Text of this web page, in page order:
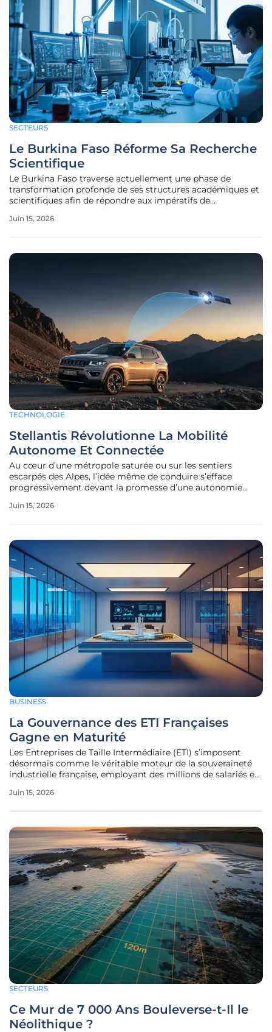
SECTEURS
Le Burkina Faso Réforme Sa Recherche
Scientifique
Le Burkina Faso traverse actuellement une phase de
transformation profonde de ses structures académiques et
scientifiques afin de répondre aux impératifs de
Cette dynamique se traduit par une volonté politique de
Juin 15, 2026
TECHNOLOGIE
Stellantis Révolutionne La Mobilité
Autonome Et Connectée
Au cœur d’une métropole saturée ou sur les sentiers
escarpés des Alpes, l’idée même de conduire s’efface
progressivement devant la promesse d’une autonomie
salon MOVE 2026 à Londres, Stellantis démontre que
Juin 15, 2026
BUSINESS
La Gouvernance des ETI Françaises
Gagne en Maturité
Les Entreprises de Taille Intermédiaire (ETI) s’imposent
désormais comme le véritable moteur de la souveraineté
industrielle française, employant des millions de salariés et
l'exportation. Ces sociétés, qui gravitent entre l’agilité des
Juin 15, 2026
SECTEURS
Ce Mur de 7 000 Ans Bouleverse-t-Il le
Néolithique ?